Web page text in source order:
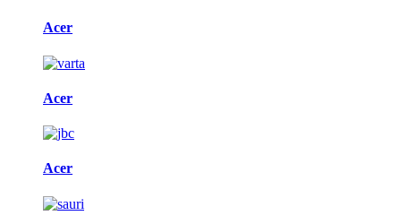
Acer
Acer
Acer